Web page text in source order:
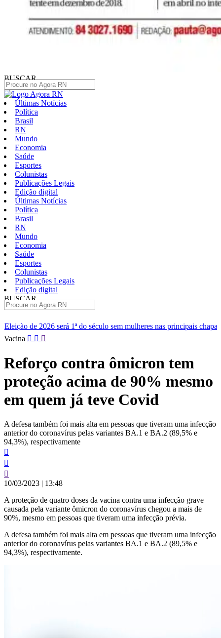
BUSCAR
Últimas Notícias
Política
Brasil
RN
Mundo
Economia
Saúde
Esportes
Colunistas
Publicações Legais
Edição digital
Últimas Notícias
Política
Brasil
RN
Mundo
Economia
Saúde
Esportes
Colunistas
Publicações Legais
Edição digital
BUSCAR
do século sem mulheres nas principais chapas
Renan diz que
Pular
conteúdo
Vacina
Reforço contra ômicron tem
proteção acima de 90% mesmo
em quem já teve Covid
A defesa também foi mais alta em pessoas que tiveram uma infecção
anterior do coronavírus pelas variantes BA.1 e BA.2 (89,5% e
94,3%), respectivamente
10/03/2023 | 13:48
A proteção de quatro doses da vacina contra uma infecção grave
causada pela variante ômicron do coronavírus chegou a mais de
90%, mesmo em pessoas que tiveram uma infecção prévia.
A defesa também foi mais alta em pessoas que tiveram uma infecção
anterior do coronavírus pelas variantes BA.1 e BA.2 (89,5% e
94,3%), respectivamente.